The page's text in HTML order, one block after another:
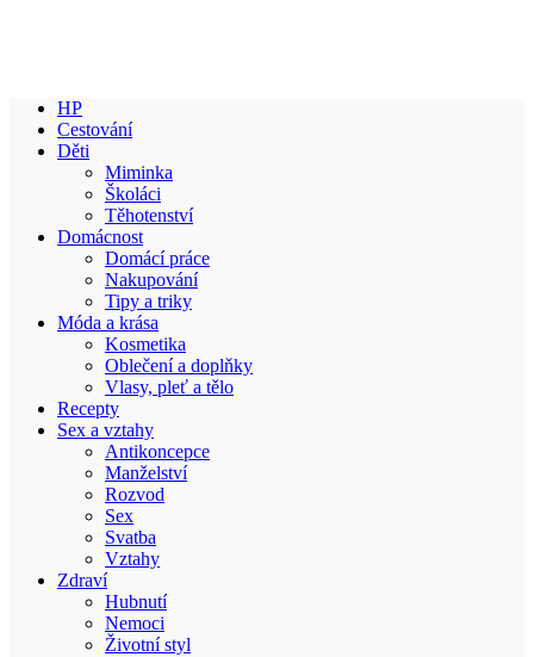
HP
Cestování
Děti
Miminka
Školáci
Těhotenství
Domácnost
Domácí práce
Nakupování
Tipy a triky
Móda a krása
Kosmetika
Oblečení a doplňky
Vlasy, pleť a tělo
Recepty
Sex a vztahy
Antikoncepce
Manželství
Rozvod
Sex
Svatba
Vztahy
Zdraví
Hubnutí
Nemoci
Životní styl